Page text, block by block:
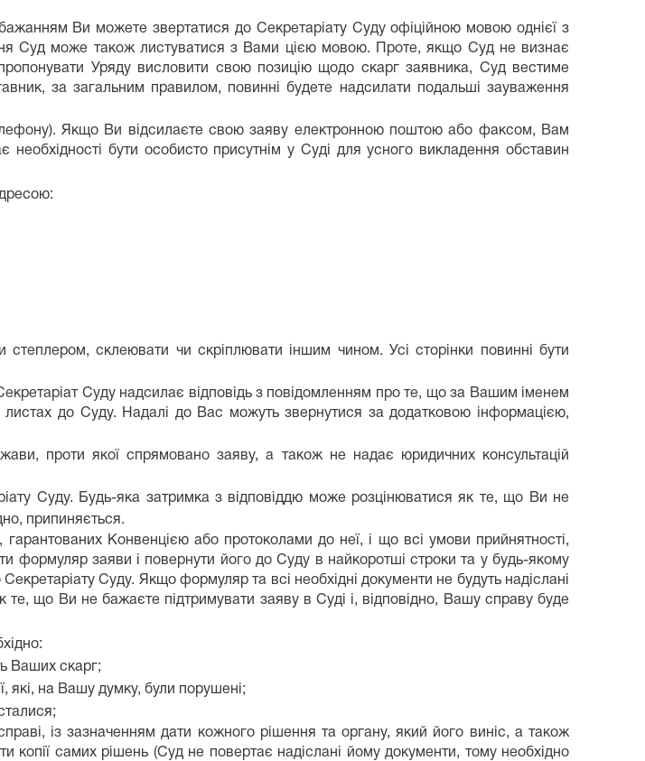
Ви можете звертатися до Секретаріату Суду офіційною мовою однієї з
Суд може також листуватися з Вами цією мовою. Проте, якщо Суд не визнає
Уряду висловити свою позицію щодо скарг заявника, Суд вестиме
за загальним правилом, повинні будете надсилати подальші зауваження
Якщо Ви відсилаєте свою заяву електронною поштою або факсом, Вам
бути особисто присутнім у Суді для усного викладення обставин
склеювати чи скріплювати іншим чином. Усі сторінки повинні бути
Суду надсилає відповідь з повідомленням про те, що за Вашим іменем
листах до Суду. Надалі до Вас можуть звернутися за додатковою інформацією,
проти якої спрямовано заяву, а також не надає юридичних консультацій
Суду. Будь-яка затримка з відповіддю може розцінюватися як те, що Ви не
припиняється.
Конвенцією або протоколами до неї, і що всі умови прийнятності,
формуляр заяви і повернути його до Суду в найкоротші строки та у будь-якому
Суду. Якщо формуляр та всі необхідні документи не будуть надіслані
що Ви не бажаєте підтримувати заяву в Суді і, відповідно, Вашу справу буде
Ваших скарг;
які, на Вашу думку, були порушені;
із зазначенням дати кожного рішення та органу, який його виніс, а також
копії самих рішень (Суд не повертає надіслані йому документи, тому необхідно